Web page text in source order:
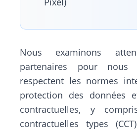
Nous examinons
partenaires pour nous
respectent les normes
protection des données
contractuelles, y
contractuelles types